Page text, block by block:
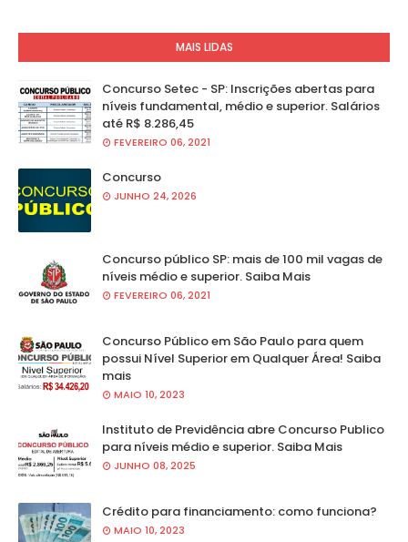
MAIS LIDAS
Concurso Setec - SP: Inscrições abertas para
níveis fundamental, médio e superior. Salários
até R$ 8.286,45
FEVEREIRO 06, 2021
Concurso
JUNHO 24, 2026
Concurso público SP: mais de 100 mil vagas de
níveis médio e superior. Saiba Mais
FEVEREIRO 06, 2021
Concurso Público em São Paulo para quem
possui Nível Superior em Qualquer Área! Saiba
mais
MAIO 10, 2023
Instituto de Previdência abre Concurso Publico
para níveis médio e superior. Saiba Mais
JUNHO 08, 2025
Crédito para financiamento: como funciona?
MAIO 10, 2023